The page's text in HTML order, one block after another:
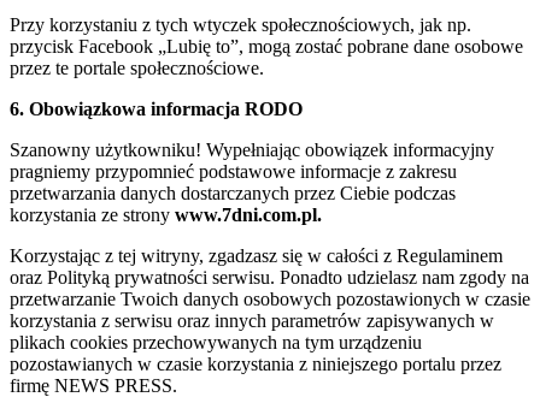
Przy korzystaniu z tych wtyczek społecznościowych, jak np.
przycisk Facebook „Lubię to”, mogą zostać pobrane dane osobowe
przez te portale społecznościowe.
6. Obowiązkowa informacja RODO
Szanowny użytkowniku! Wypełniając obowiązek informacyjny
pragniemy przypomnieć podstawowe informacje z zakresu
przetwarzania danych dostarczanych przez Ciebie podczas
korzystania ze strony www.7dni.com.pl.
Korzystając z tej witryny, zgadzasz się w całości z Regulaminem
oraz Polityką prywatności serwisu. Ponadto udzielasz nam zgody na
przetwarzanie Twoich danych osobowych pozostawionych w czasie
korzystania z serwisu oraz innych parametrów zapisywanych w
plikach cookies przechowywanych na tym urządzeniu
pozostawianych w czasie korzystania z niniejszego portalu przez
firmę NEWS PRESS.